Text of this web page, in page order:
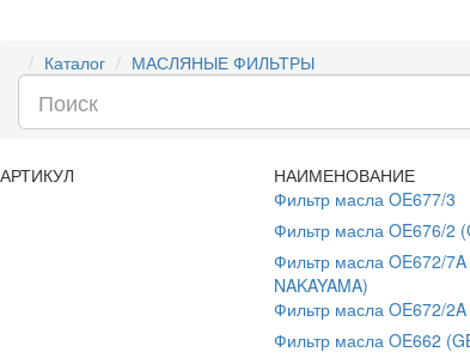
Каталог МАСЛЯНЫЕ ФИЛЬТРЫ
АРТИКУЛ НАИМЕНОВАНИЕ
Фильтр масла OE677/3
Фильтр масла OE676/2
Фильтр масла OE672/
NAKAYAMA)
Фильтр масла OE672/2A
Фильтр масла OE662